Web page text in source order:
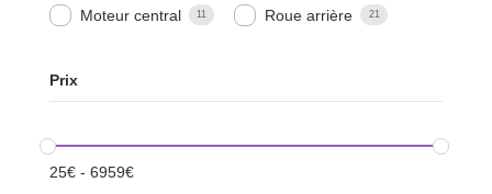
Moteur central 11 Roue arrière 21
Prix
25€- 6959€